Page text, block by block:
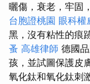
曬傷，衰老，牢固
台胞證桃園 眼科權
黑，沒有粘性的痕
蚤 高雄律師 德國
孩，並試圖保護皮
氧化鈦和氧化鈦刺